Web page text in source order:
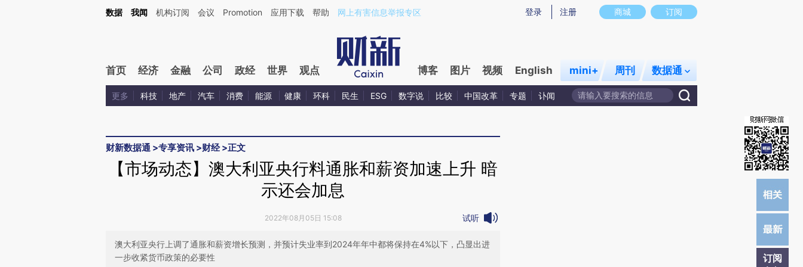
商城 订阅
登录 注册
数据 我闻 机构订阅 会议 Promotion 应用下载 帮助 网上有害信息举报专区
首页 经济 金融 公司 政经 世界 观点 博客 图片 视频 English mini+ 周刊 数据通
更多 科技 地产 汽车 消费 能源 健康 环科 民生 ESG 数字说 比较 中国改革 专题 讣闻
财新数据通 >专享资讯 >财经>正文
订阅
【市场动态】澳大利亚央行料通胀和薪资加速上升 暗
示还会加息
2022年08月05日 15:08 试听
澳大利亚央行上调了通胀和薪资增长预测，并预计失业率到2024年年中都将保持在4%以下，凸显出进
一步收紧货币政策的必要性